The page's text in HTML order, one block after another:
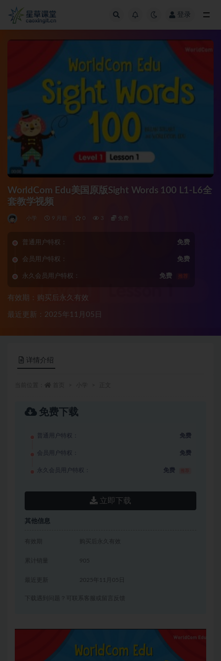
登录
WorldCom Edu美国原版Sight Words 100 L1-L6全
套教学视频
小学 9 月前 0 3 免费
普通用户特权： 免费
会员用户特权： 免费
永久会员用户特权： 免费 推荐
有效期：购买后永久有效
最近更新：2025年11月05日
详情介绍
免费下载
普通用户特权： 免费
会员用户特权： 免费
永久会员用户特权： 免费
立即下载
其他信息
有效期 购买后永久有效
累计销量 905
2025年11月05日
下载遇到问题？可联系客服或留言反馈